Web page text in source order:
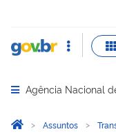
Abrir menu
Agência Nacional
Você está aqui:
Página Inicial
Assuntos